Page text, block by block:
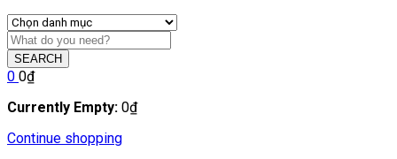
SEARCH
0 0₫
Currently Empty: 0₫
Continue shopping